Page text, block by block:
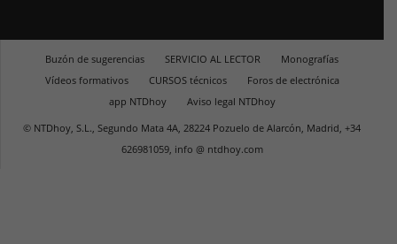
Buzón de sugerencias SERVICIO AL LECTOR
Monografías
Vídeos formativos
CURSOS técnicos
Foros de electrónica
app NTDhoy
Aviso legal NTDhoy
© NTDhoy, S.L., Segundo Mata 4A, 28224 Pozuelo de Alarcón, Madrid, +34
626981059, info @ ntdhoy.com